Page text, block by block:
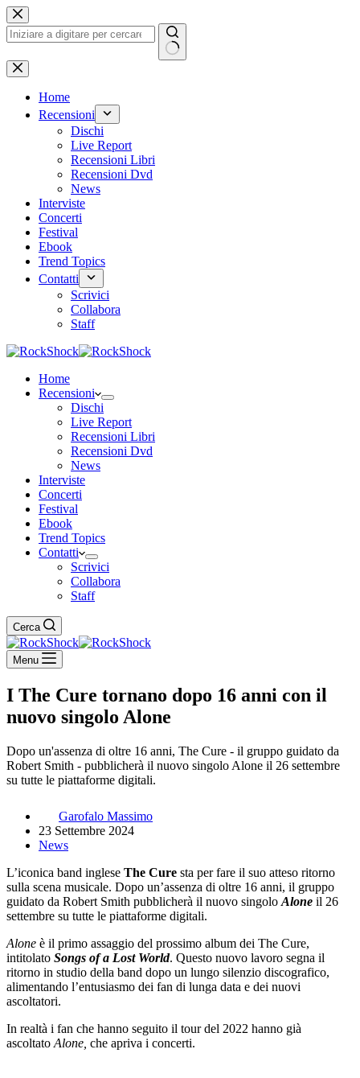
Salta
al
contenuto
Nessun
risultato
Home
Recensioni
Dischi
Live Report
Recensioni Libri
Recensioni Dvd
News
Interviste
Concerti
Festival
Ebook
Trend Topics
Contatti
Scrivici
Collabora
Staff
Home
Recensioni
Dischi
Live Report
Recensioni Libri
Recensioni Dvd
News
Interviste
Concerti
Festival
Ebook
Trend Topics
Contatti
Scrivici
Collabora
Staff
Cerca
Menu
I The Cure tornano dopo 16 anni con il
nuovo singolo Alone
Dopo un'assenza di oltre 16 anni, The Cure - il gruppo guidato da
Robert Smith - pubblicherà il nuovo singolo Alone il 26 settembre
su tutte le piattaforme digitali.
Garofalo Massimo
23 Settembre 2024
News
L’iconica band inglese The Cure sta per fare il suo atteso ritorno
sulla scena musicale. Dopo un’assenza di oltre 16 anni, il gruppo
guidato da Robert Smith pubblicherà il nuovo singolo Alone il 26
settembre su tutte le piattaforme digitali.
Alone è il primo assaggio del prossimo album dei The Cure,
intitolato Songs of a Lost World. Questo nuovo lavoro segna il
ritorno in studio della band dopo un lungo silenzio discografico,
alimentando l’entusiasmo dei fan di lunga data e dei nuovi
ascoltatori.
In realtà i fan che hanno seguito il tour del 2022 hanno già
ascoltato Alone, che apriva i concerti.